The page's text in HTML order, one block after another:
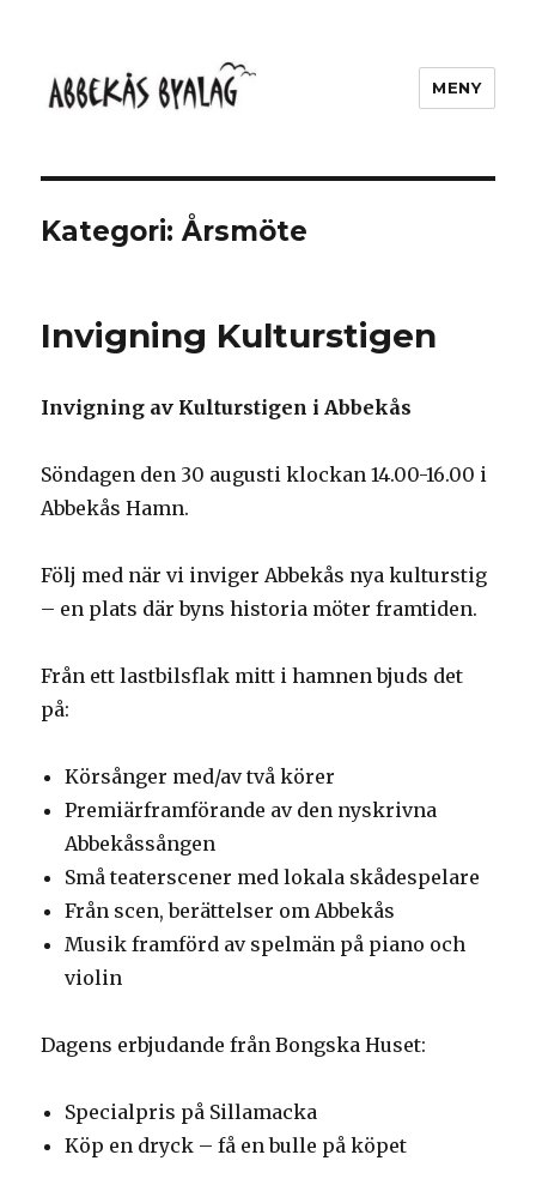
MENY
Kategori: Årsmöte
Invigning Kulturstigen
Invigning av Kulturstigen i Abbekås
Söndagen den 30 augusti klockan 14.00-16.00 i
Abbekås Hamn.
Följ med när vi inviger Abbekås nya kulturstig
– en plats där byns historia möter framtiden.
Från ett lastbilsflak mitt i hamnen bjuds det
på:
Körsånger med/av två körer
Premiärframförande av den nyskrivna
Abbekåssången
Små teaterscener med lokala skådespelare
Från scen, berättelser om Abbekås
Musik framförd av spelmän på piano och
violin
Dagens erbjudande från Bongska Huset:
Specialpris på Sillamacka
Köp en dryck – få en bulle på köpet